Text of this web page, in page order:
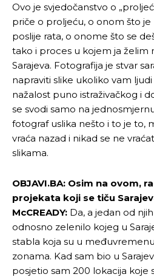
Ovo je svjedočanstvo o
priče o proljeću, o onom što je
poslije rata, o onome što se
tako i proces u kojem ja želim
Sarajeva. Fotografija je stvar
napraviti slike ukoliko vam
nažalost puno istraživačkog i
se svodi samo na
fotograf uslika nešto i to je to,
vraća nazad i nikad se ne
slikama.
OBJAVI.BA: Osim na ovom,
projekata koji se tiču
McCREADY: Da, a jedan od
odnosno zelenilo kojeg u
stabla koja su u
zonama. Kad sam bio u
posjetio sam 200 lokacija koje